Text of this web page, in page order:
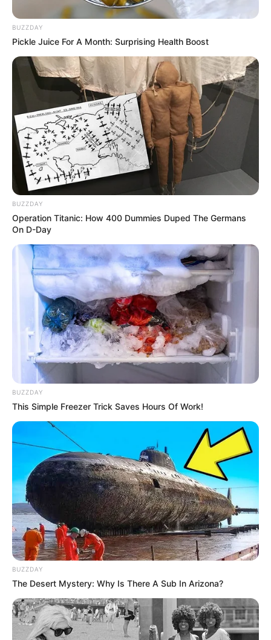
BUZZDAY
Pickle Juice For A Month: Surprising Health Boost
BUZZDAY
Operation Titanic: How 400 Dummies Duped The Germans
On D-Day
BUZZDAY
This Simple Freezer Trick Saves Hours Of Work!
BUZZDAY
The Desert Mystery: Why Is There A Sub In Arizona?